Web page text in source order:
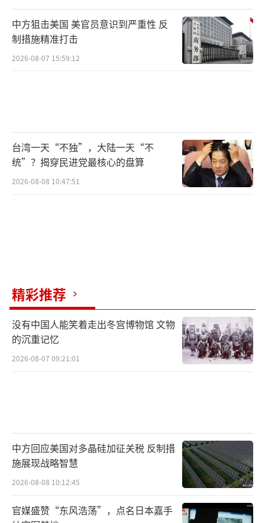
中方狙击美国 美官员意识到严重性 反
制措施精准打击
2026-08-07 15:59:12
台湾一天“不独”，大陆一天“不
统”？揭穿民进党最核心的盘算
2026-08-08 10:47:51
精彩推荐
没有中国人能笑着走出冬宫博物馆 文物
的沉重记忆
2026-08-07 09:21:01
中方回应美国对多晶硅加征关税 反制措
施展现战略智慧
2026-08-08 10:12:45
官媒盛赞“东风浩荡”，点名日本嘉手